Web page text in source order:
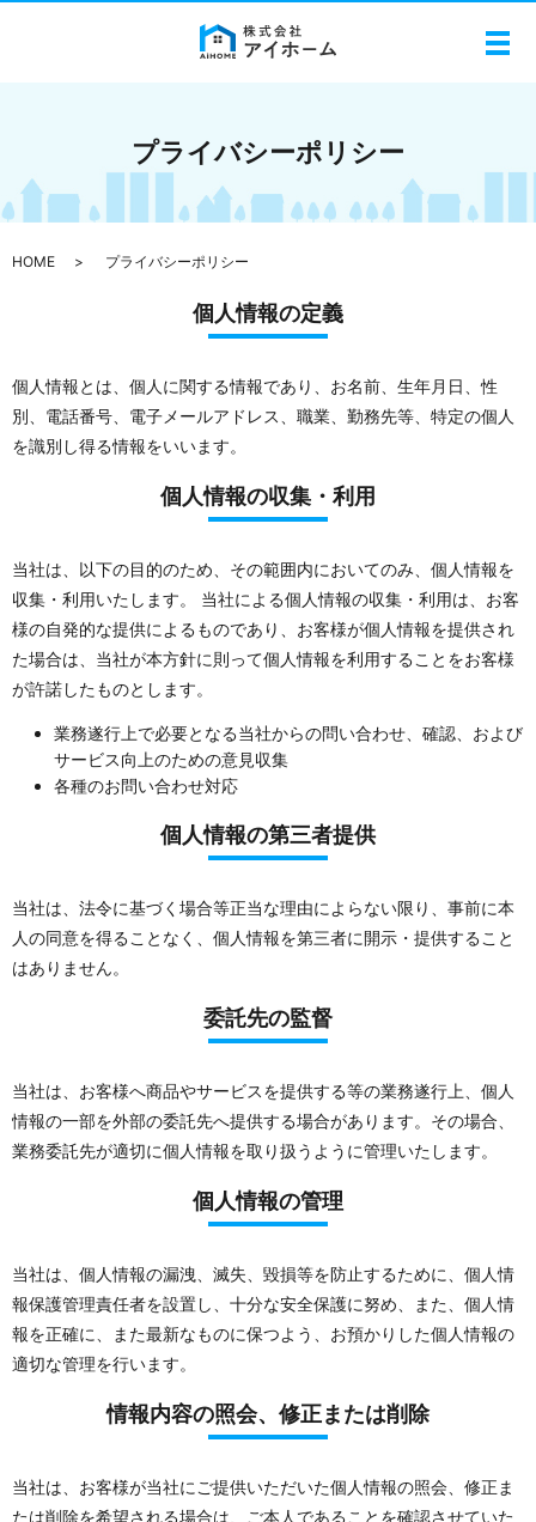
メ
プライバシーポリシー
HOME プライバシーポリシー
個人情報の定義
個人情報とは、個人に関する情報であり、お名前、生年月日、性
別、電話番号、電子メールアドレス、職業、勤務先等、特定の個人
を識別し得る情報をいいます。
個人情報の収集・利用
当社は、以下の目的のため、その範囲内においてのみ、個人情報を
収集・利用いたします。 当社による個人情報の収集・利用は、お客
様の自発的な提供によるものであり、お客様が個人情報を提供され
た場合は、当社が本方針に則って個人情報を利用することをお客様
が許諾したものとします。
業務遂行上で必要となる当社からの問い合わせ、確認、および
サービス向上のための意見収集
各種のお問い合わせ対応
個人情報の第三者提供
当社は、法令に基づく場合等正当な理由によらない限り、事前に本
人の同意を得ることなく、個人情報を第三者に開示・提供すること
はありません。
委託先の監督
当社は、お客様へ商品やサービスを提供する等の業務遂行上、個人
情報の一部を外部の委託先へ提供する場合があります。その場合、
業務委託先が適切に個人情報を取り扱うように管理いたします。
個人情報の管理
当社は、個人情報の漏洩、滅失、毀損等を防止するために、個人情
報保護管理責任者を設置し、十分な安全保護に努め、また、個人情
報を正確に、また最新なものに保つよう、お預かりした個人情報の
適切な管理を行います。
情報内容の照会、修正または削除
当社は、お客様が当社にご提供いただいた個人情報の照会、修正ま
たは削除を希望される場合は、ご本人であることを確認させていた